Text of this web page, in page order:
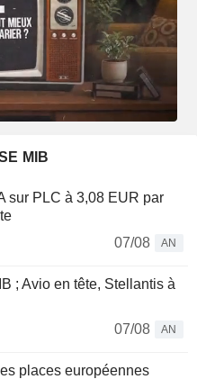
MIB
sur PLC à 3,08 EUR par
07/08
AN
; Avio en tête, Stellantis à
07/08
AN
places européennes